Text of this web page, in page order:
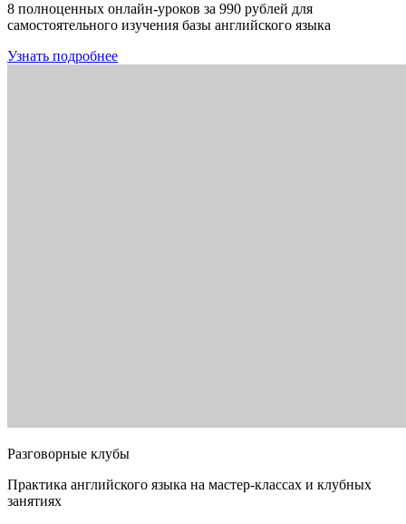
8 полноценных онлайн-уроков за 990 рублей для
самостоятельного изучения базы английского языка
Узнать подробнее
Разговорные клубы
Практика английского языка на мастер-классах и клубных
занятиях